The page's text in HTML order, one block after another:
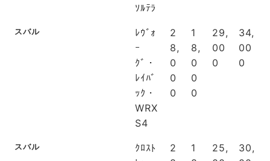
ｿﾙﾃﾗ
スバル
ﾚｳﾞｫ
ｰ
ｸﾞ・
ﾚｲﾊﾞ
ｯｸ・
WRX
S4
2
8,
0
0
0
1
8,
0
0
0
29,
00
0
34,
00
0
スバル
ｸﾛｽﾄ
2
1
25,
30,